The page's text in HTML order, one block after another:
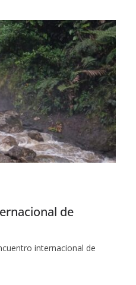
de
internacional de